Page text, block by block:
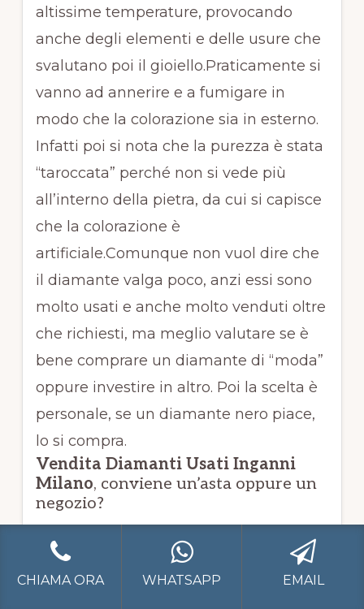
altissime temperature, provocando
anche degli elementi e delle usure che
svalutano poi il gioiello.Praticamente si
vanno ad annerire e a fumigare in
modo che la colorazione sia in esterno.
Infatti poi si nota che la purezza è stata
“taroccata” perché non si vede più
all’interno della pietra, da cui si capisce
che la colorazione è
artificiale.Comunque non vuol dire che
il diamante valga poco, anzi essi sono
molto usati e anche molto venduti oltre
che richiesti, ma meglio valutare se è
bene comprare un diamante di “moda”
oppure investire in altro. Poi la scelta è
personale, se un diamante nero piace,
lo si compra.
Vendita Diamanti Usati Inganni
Milano, conviene un’asta oppure un
negozio?
LaVendita Diamanti Usati Inganni
può avvenire in un negozio di
CHIAMA ORA WHATSAPP EMAIL